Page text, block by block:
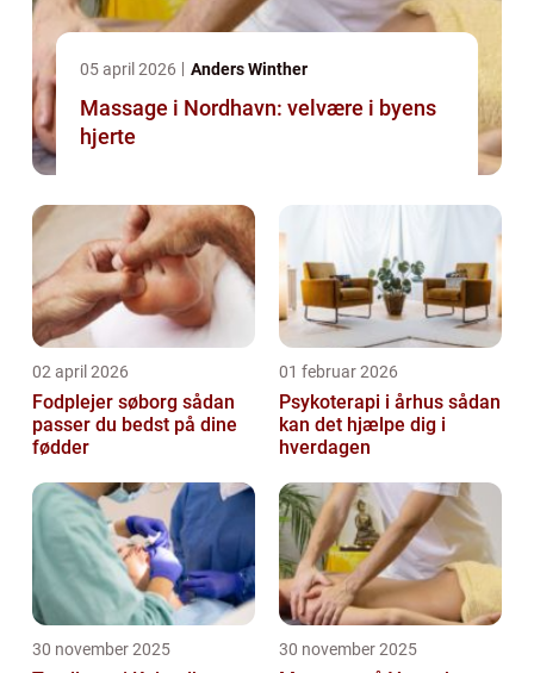
05 april 2026 Anders Winther
Massage i Nordhavn: velvære i byens
hjerte
02 april 2026
Fodplejer søborg sådan
passer du bedst på dine
fødder
01 februar 2026
Psykoterapi i århus sådan
kan det hjælpe dig i
hverdagen
30 november 2025 30 november 2025